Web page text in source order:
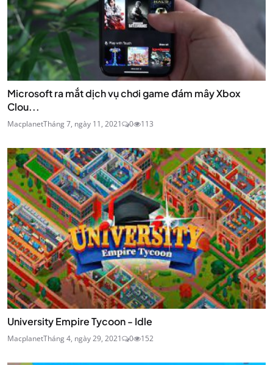
Microsoft ra mắt dịch vụ chơi game đám mây Xbox
Clou...
MacplanetTháng 7, ngày 11, 2021 0 113
University Empire Tycoon - Idle
MacplanetTháng 4, ngày 29, 2021 0 152